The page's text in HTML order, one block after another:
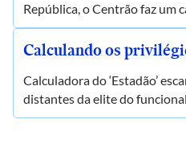
República, o Centrão faz um
Calculando os
Calculadora do ‘Estadão’
distantes da elite do